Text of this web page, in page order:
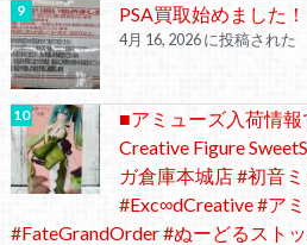
PSA買取始めました！
4月 16, 2026 に投稿された
■アミューズ入荷情
Creative Figure
ガ倉庫本城店 #初音
#Exc∞dCreative #ア
#FateGrandOrder #ぬーどるスト